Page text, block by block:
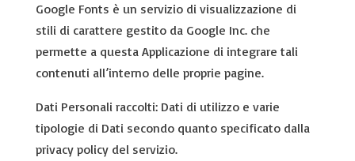
Google Fonts è un servizio di visualizzazione di
stili di carattere gestito da Google Inc. che
permette a questa Applicazione di integrare tali
contenuti all’interno delle proprie pagine.
Dati Personali raccolti: Dati di utilizzo e varie
tipologie di Dati secondo quanto specificato dalla
privacy policy del servizio.